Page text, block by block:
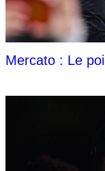
Mercato : Le